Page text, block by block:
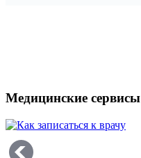
Медицинские сервисы